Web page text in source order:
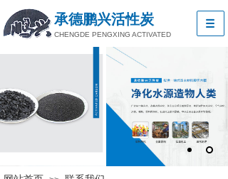
CHENGDE PENGXING ACTIVATED
承德鹏兴活性炭